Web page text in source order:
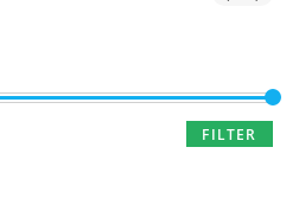
FILTER